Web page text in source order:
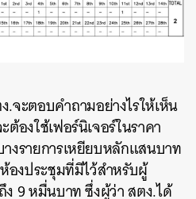
จะตอบคำถามอย่างไรให้เห็น
องใช้เฟอร์นิเจอร์ในราคา
งรายการเหยียบหลักแสนบาท
องประชุมที่มีไว้สำหรับผู้
9 หมื่นบาท ซึ่งผู้ว่า สตง.ได้